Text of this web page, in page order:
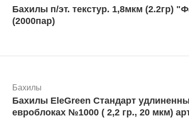
Бахилы п/эт. текстур. 1,8мкм (2.2гр) "Фармэль" №100
(2000пар)
Бахилы
Бахилы EleGreen Стандарт
евроблоках